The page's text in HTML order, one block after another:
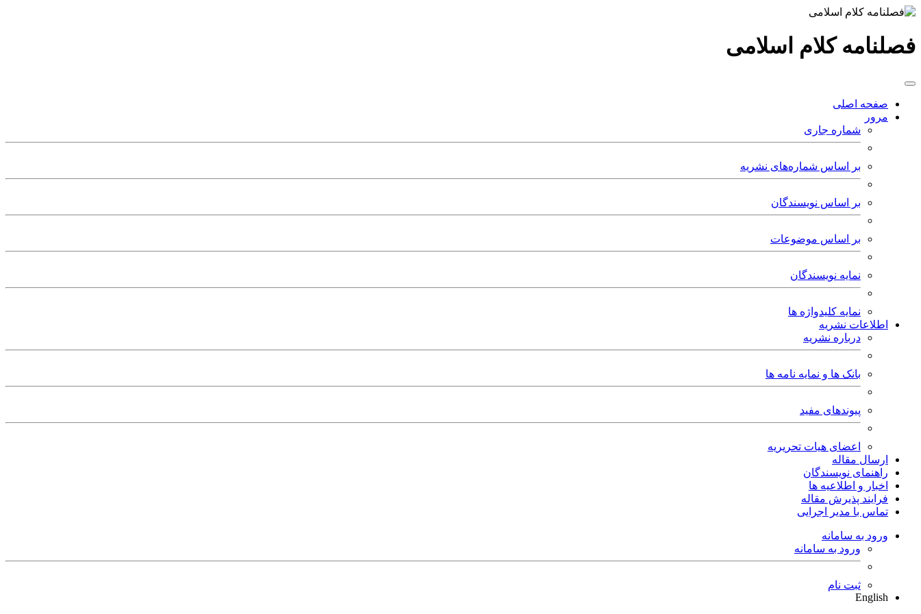
فصلنامه کلام اسلامی
صفحه اصلی
مرور
شماره جاری
بر اساس شماره‌های نشریه
بر اساس نویسندگان
بر اساس موضوعات
نمایه نویسندگان
نمایه کلیدواژه ها
اطلاعات نشریه
درباره نشریه
بانک ها و نمایه نامه ها
پیوندهای مفید
اعضای هیات تحریریه
ارسال مقاله
راهنمای نویسندگان
اخبار و اطلاعیه ها
فرایند پذیرش مقاله
تماس با مدیر اجرایی
ورود به سامانه
ورود به سامانه
ثبت نام
English